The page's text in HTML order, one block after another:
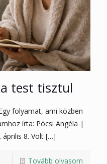
test tisztul
folyamat, ami közben
írta: Pócsi Angéla |
8. Volt […]
Tovább olvasom